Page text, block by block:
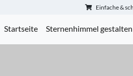
Einfache &
Startseite Sternenhimmel gestalten